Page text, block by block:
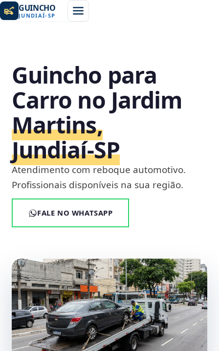
GUINCHO
JUNDIAÍ-SP
Guincho para
Carro no Jardim
Martins,
Jundiaí‑SP
Atendimento com reboque automotivo.
Profissionais disponíveis na sua região.
FALE NO WHATSAPP